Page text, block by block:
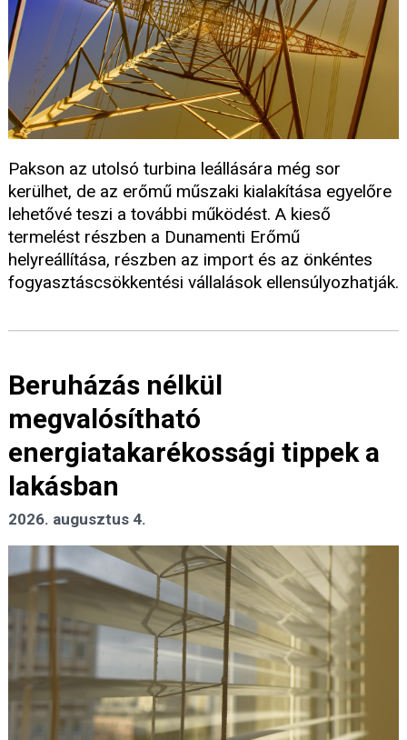
Pakson az utolsó turbina leállására még sor
kerülhet, de az erőmű műszaki kialakítása egyelőre
lehetővé teszi a további működést. A kieső
termelést részben a Dunamenti Erőmű
helyreállítása, részben az import és az önkéntes
fogyasztáscsökkentési vállalások ellensúlyozhatják.
Beruházás nélkül
megvalósítható
energiatakarékossági tippek a
lakásban
2026. augusztus 4.